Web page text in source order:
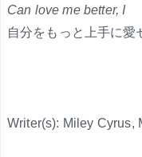
Can love me better, I
自分をもっと上手に愛
Writer(s): Miley Cyrus,